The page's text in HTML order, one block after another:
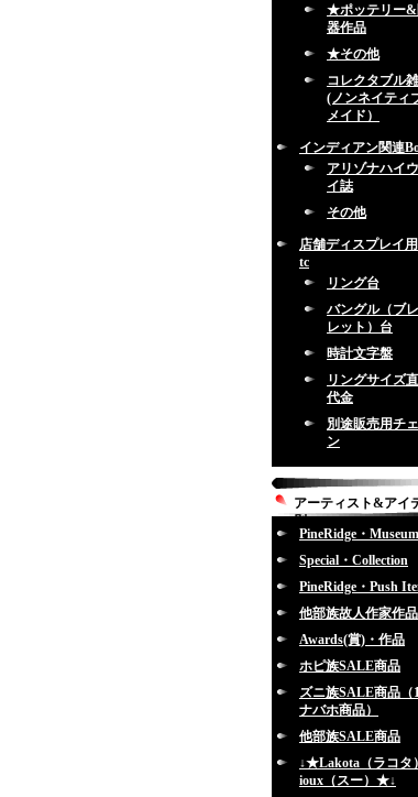
★ポッテリー
器作品
★その他
コレクタブル
(ノンネイティ
メイド）
インディアン関連
アリゾナハイ
イ誌
その他
店舗ディスプレイ
tc
リング台
バングル（ブ
レット）台
時計文字盤
リングサイズ
代金
別途販売用チ
ン
アーティスト&アイ
別
PineRidge・Museum
Special・Collection
PineRidge・Push
他部族故人作家作品
Awards(賞)・作品
ホピ族SALE商品
ズニ族SALE商品（
ナバホ商品）
他部族SALE商品
↓★Lakota（ラコタ
ioux（スー）★↓